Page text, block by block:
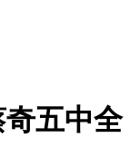
五中全